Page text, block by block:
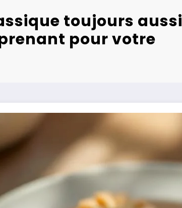
toujours aussi
pour votre